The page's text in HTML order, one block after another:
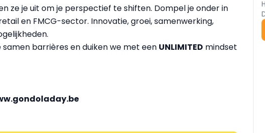
ze je uit om je perspectief te shiften. Dompel je onder in
en FMCG-sector. Innovatie, groei, samenwerking,
barrières en duiken we met een UNLIMITED mindset